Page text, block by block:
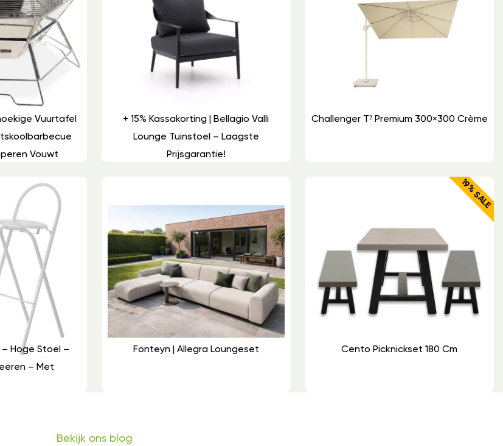
Vuurtafel
Vouwt
+ 15% Kassakorting | Bellagio Valli
Lounge Tuinstoel – Laagste
Prijsgarantie!
Challenger T² Premium 300×300 Crème
Hoge Stoel –
– Met
Fonteyn | Allegra Loungeset
19% SALE
Cento Picknickset 180 Cm
Bekijk ons blog